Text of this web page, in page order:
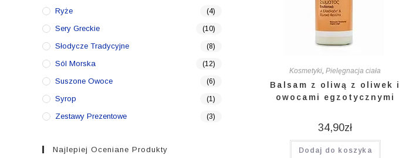
Kosmetyki,Pielęgnacja ciała
Balsam z oliwą z oliwek i
owocami egzotycznymi
34,90zł
Dodaj do koszyka
Ryże (4)
Sery Greckie (10)
Słodycze Tradycyjne (8)
Sól Morska (12)
Suszone Owoce (6)
Syrop (1)
Zestawy Prezentowe (3)
Najlepiej Oceniane Produkty